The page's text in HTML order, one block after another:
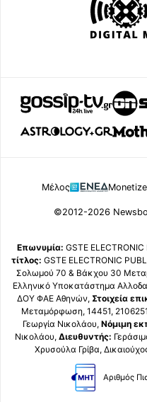
Μέλος
©2012-2026
Επωνυμία: GSTE
τίτλος: GSTE ELECTRONIC
Σολωμού 70 & Βάκχου 30
Ελληνικό Υποκατάστημα
ΔΟΥ ΦΑΕ Αθηνών, Στοιχεία
Μεταμόρφωση, 14451,
Γεωργία Νικολάου, Νόμιμη
Νικολάου, Διευθυντής:
Χρυσούλα Γρίβα,
Αριθμός